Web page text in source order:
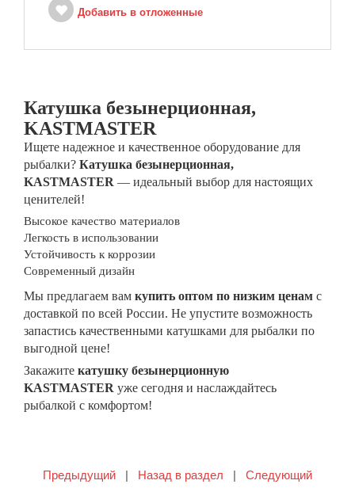
Добавить в отложенные
Катушка безынерционная,
KASTMASTER
Ищете надежное и качественное оборудование для
рыбалки? Катушка безынерционная,
KASTMASTER — идеальный выбор для настоящих
ценителей!
Высокое качество материалов
Легкость в использовании
Устойчивость к коррозии
Современный дизайн
Мы предлагаем вам купить оптом по низким ценам с
доставкой по всей России. Не упустите возможность
запастись качественными катушками для рыбалки по
выгодной цене!
Закажите катушку безынерционную
KASTMASTER уже сегодня и наслаждайтесь
рыбалкой с комфортом!
Предыдущий | Назад в раздел | Следующий